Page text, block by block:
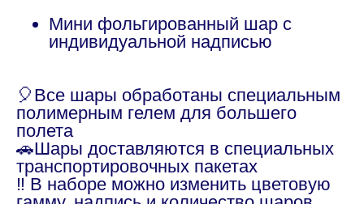
Мини фольгированный шар с
индивидуальной надписью
🎈Все шары обработаны специальным
полимерным гелем для большего
полета
🚗Шары доставляются в специальных
транспортировочных пакетах
‼️ В наборе можно изменить цветовую